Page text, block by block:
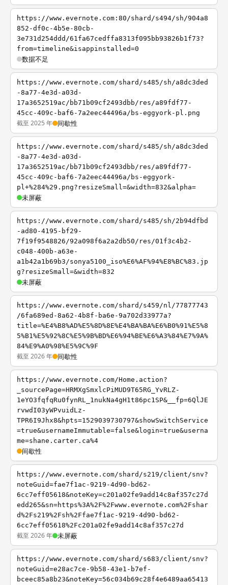
https://www.evernote.com:80/shard/s494/sh/904a8
852-df0c-4b5e-80cb-
3e731d254ddd/61fa67cedffa8313f095bb93826b1f73?
from=timeline&isappinstalled=0
数据不足
https://www.evernote.com/shard/s485/sh/a8dc3ded
-8a77-4e3d-a03d-
17a3652519ac/bb71b09cf2493dbb/res/a89fdf77-
45cc-409c-baf6-7a2eec44496a/bs-eggyork-pl.png
截至 2025 年 间歇性
https://www.evernote.com/shard/s485/sh/a8dc3ded
-8a77-4e3d-a03d-
17a3652519ac/bb71b09cf2493dbb/res/a89fdf77-
45cc-409c-baf6-7a2eec44496a/bs-eggyork-
pl+%284%29.png?resizeSmall=&width=832&alpha=
未屏蔽
https://www.evernote.com/shard/s485/sh/2b94dfbd
-ad80-4195-bf29-
7f19f9548826/92a098f6a2a2db50/res/01f3c4b2-
c048-400b-a63e-
a1b42a1b69b3/sonya5100_iso%E6%AF%94%E8%BC%83.jp
g?resizeSmall=&width=832
未屏蔽
https://www.evernote.com/shard/s459/nl/77877743
/6fa689ed-8a62-4b8f-ba6e-9a702d33977a?
title=%E4%B8%AD%E5%8D%8E%E4%BA%BA%E6%B0%91%E5%8
5%B1%E5%92%8C%E5%9B%BD%E6%94%BE%E6%A3%84%E7%9A%
84%E9%A0%98%E5%9C%9F
截至 2026 年 间歇性
https://www.evernote.com/Home.action?
_sourcePage=HRMXgSmxlcPiMUD9T65RG_YvRLZ-
1eYO3fqfqRu0fynRL_1nukNa4gH1t86pc1SP&__fp=6QlJE
rvwdI03yWPvuidLz-
TPR6I9Jhx8&hpts=1529039730797&showSwitchService
=true&usernameImmutable=false&login=true&userna
me=shane.carter.ca%4
间歇性
https://www.evernote.com/shard/s219/client/snv?
noteGuid=fae7f1ac-9219-4d90-bd62-
6cc7eff05618&noteKey=c201a02fe9add14c8af357c27d
edd265&sn=https%3A%2F%2Fwww.evernote.com%2Fshar
d%2Fs219%2Fsh%2Ffae7f1ac-9219-4d90-bd62-
6cc7eff05618%2Fc201a02fe9add14c8af357c27d
截至 2026 年 未屏蔽
https://www.evernote.com/shard/s683/client/snv?
noteGuid=e28ac7ce-9b58-43e1-b7ef-
bceec85a8b23&noteKey=56c034b69c28f4e6489aa65413